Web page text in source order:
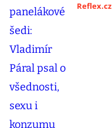
Reflex.cz